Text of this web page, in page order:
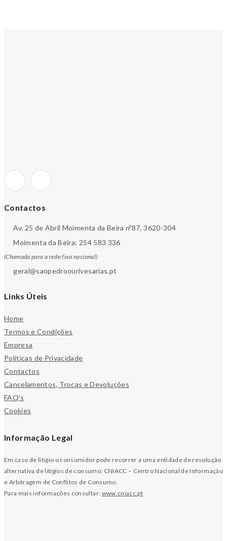
Contactos
Av. 25 de Abril Moimenta da Beira nº87, 3620-304
Moimenta da Beira: 254 583 336
(Chamada para a rede fixa nacional)
geral@saopedroourivesarias.pt
Links Úteis
Home
Termos e Condições
Empresa
Políticas de Privacidade
Contactos
Cancelamentos, Trocas e Devoluções
FAQ’s
Cookies
Informação Legal
Em caso de litígio o consumidor pode recorrer a uma entidade de resolução
alternativa de litígios de consumo: CNIACC – Centro Nacional de Informação
e Arbitragem de Conflitos de Consumo.
Para mais informações consultar: www.cniacc.pt